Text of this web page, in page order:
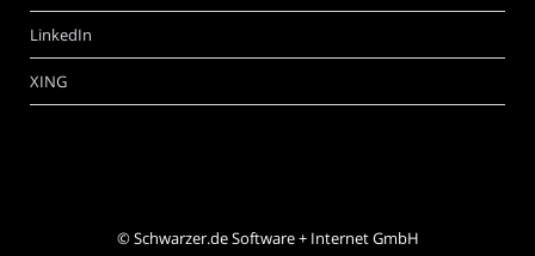
LinkedIn
XING
©Schwarzer.de Software + Internet GmbH